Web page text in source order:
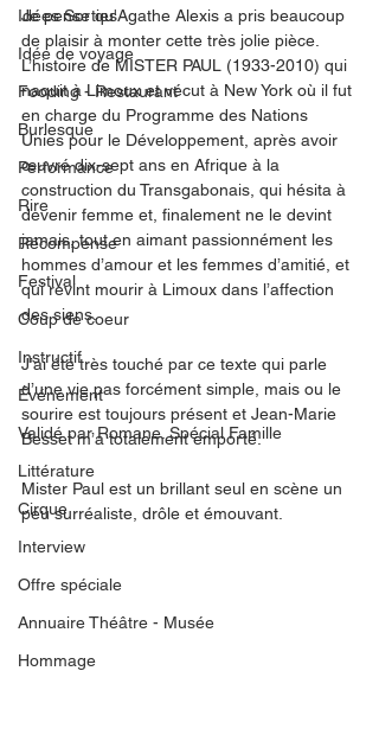
Idées Sorties
Idée de voyage
Fooding - Restaurant
Burlesque
Performance
Rire
Récompense
Festival
Coup de coeur
Instructif
Événement
Validé par Romane. Spécial Famille
Littérature
Cirque
Interview
Offre spéciale
Annuaire Théâtre - Musée
Hommage
Je pense qu'Agathe Alexis a pris beaucoup
de plaisir à monter cette très jolie pièce.
L’histoire de MISTER PAUL (1933-2010) qui
naquit à Limoux et vécut à New York où il fut
en charge du Programme des Nations
Unies pour le Développement, après avoir
œuvré dix-sept ans en Afrique à la
construction du Transgabonais, qui hésita à
devenir femme et, finalement ne le devint
jamais, tout en aimant passionnément les
hommes d’amour et les femmes d’amitié, et
qui revint mourir à Limoux dans l’affection
des siens.
J’ai été très touché par ce texte qui parle
d’une vie pas forcément simple, mais ou le
sourire est toujours présent et Jean-Marie
Besset m’a totalement emporté.
Mister Paul est un brillant seul en scène un
peu surréaliste, drôle et émouvant.